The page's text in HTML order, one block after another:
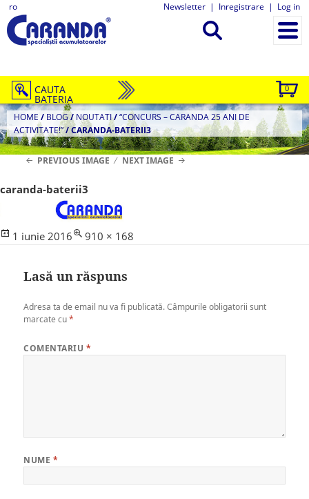
ro Newsletter | Inregistrare | Log in
0
CAUTA
BATERIA
HOME / BLOG/ NOUTATI/“CONCURS – CARANDA 25 ANI DE
ACTIVITATE!”/CARANDA-BATERII3
PREVIOUS IMAGE NEXT IMAGE
caranda-baterii3
Posted
1 iunie 2016
Full
910 × 168
Lasă un răspuns
Adresa ta de email nu va fi publicată. Câmpurile obligatorii sunt
marcate cu*
COMENTARIU *
NUME *